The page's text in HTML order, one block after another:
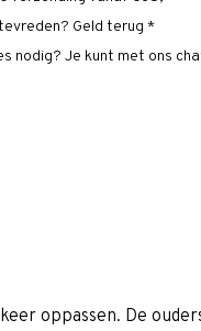
Geld terug *
nodig? Je kunt met ons
oppassen. De